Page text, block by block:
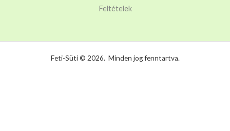
Feltételek
Feti-Süti © 2026. Minden jog fenntartva.